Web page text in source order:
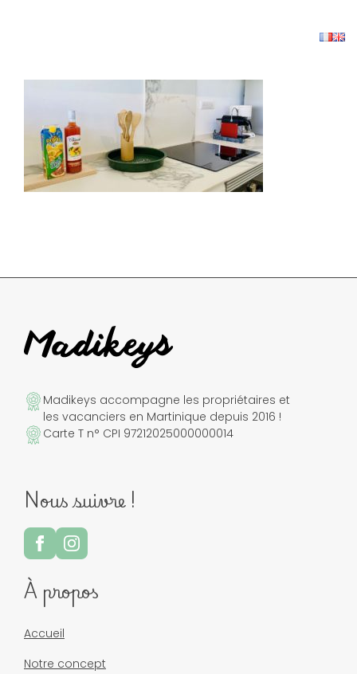
Madikeys accompagne les propriétaires et
les vacanciers en Martinique depuis 2016 !
Carte T n° CPI 97212025000000014
Nous suivre !
À propos
Accueil
Notre concept